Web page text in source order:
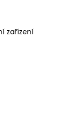
zařízení